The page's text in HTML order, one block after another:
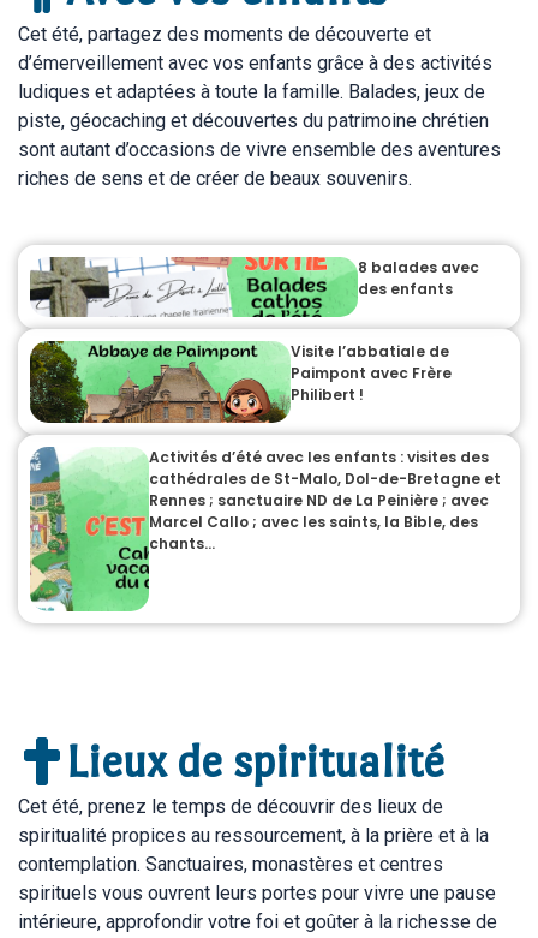
Cet été, partagez des moments de découverte et
d’émerveillement avec vos enfants grâce à des activités
ludiques et adaptées à toute la famille. Balades, jeux de
piste, géocaching et découvertes du patrimoine chrétien
sont autant d’occasions de vivre ensemble des aventures
riches de sens et de créer de beaux souvenirs.
8 balades avec
des enfants
Visite l’abbatiale de
Paimpont avec Frère
Philibert !
Activités d’été avec les enfants : visites des
cathédrales de St-Malo, Dol-de-Bretagne et
Rennes ; sanctuaire ND de La Peinière ; avec
Marcel Callo ; avec les saints, la Bible, des
chants…
Lieux de spiritualité
Cet été, prenez le temps de découvrir des lieux de
spiritualité propices au ressourcement, à la prière et à la
contemplation. Sanctuaires, monastères et centres
spirituels vous ouvrent leurs portes pour vivre une pause
intérieure, approfondir votre foi et goûter à la richesse de